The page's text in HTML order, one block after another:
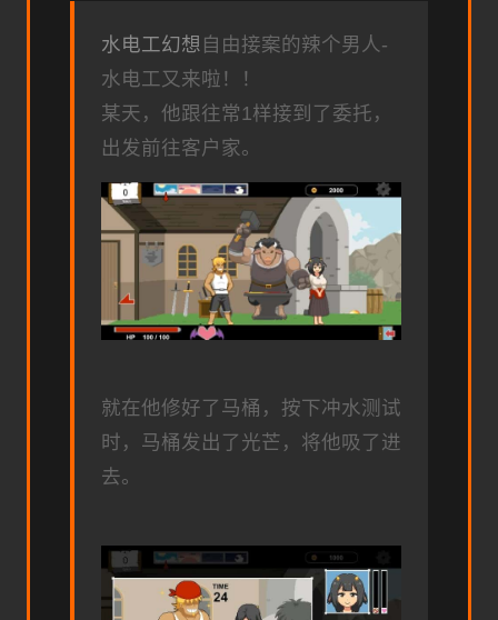
水电工幻想 自由接案的辣个男人-
水电工又来啦！！
某天，他跟往常1样接到了委托，
出发前往客户家。
就在他修好了马桶，按下冲水测试
时，马桶发出了光芒，将他吸了进
去。